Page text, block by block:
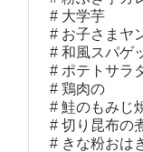
大学芋
お子さまヤ
和風スパゲ
ポテトサラ
鶏肉の
鮭のもみじ
切り昆布の
きな粉おは